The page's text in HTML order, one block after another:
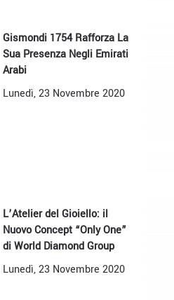
Gismondi 1754 Rafforza La
Sua Presenza Negli Emirati
Arabi
Lunedì, 23 Novembre 2020
L’Atelier del Gioiello: il
Nuovo Concept “Only One”
di World Diamond Group
Lunedì, 23 Novembre 2020